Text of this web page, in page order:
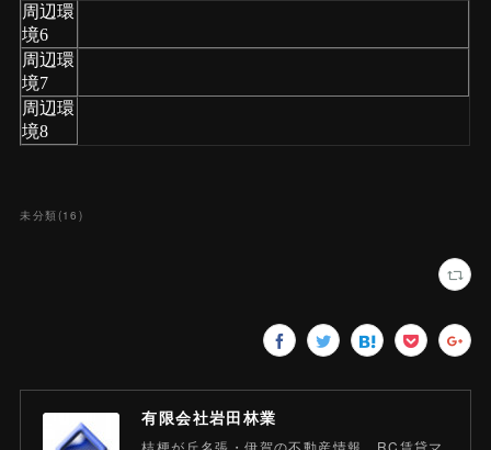
未分類(16 )
有限会社岩田林業